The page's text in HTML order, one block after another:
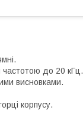
частотою до 20 кГц.
висновками.
корпусу.